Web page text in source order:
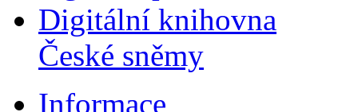
Digitální knihovna
České sněmy
Informace